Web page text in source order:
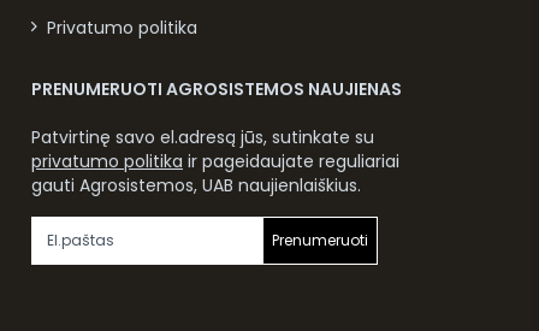
Privatumo politika
PRENUMERUOTI AGROSISTEMOS NAUJIENAS
Patvirtinę savo el.adresą jūs, sutinkate su
privatumo politika ir pageidaujate reguliariai
gauti Agrosistemos, UAB naujienlaiškius.
Prenumeruoti